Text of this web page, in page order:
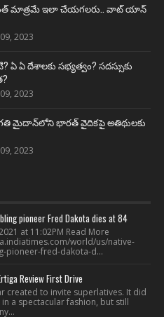
మాత్రమే ఇలా చేయగలరు.. వాట్ యాన్
2023
ఏ ఏ దేశాలకు సభ్యత్వం? సదస్సుకు
2023
ప్రగతి మైదాన్‌లోని భారత్ వైదికపై అతిథులకు
2023
pioneer Fred Dakota dies at 84
at 11:02PM Read More
world/us/native-
pioneer-fred-dakota-d...
Review First Drive
created to invite superlatives. It did
a spectacular fashion, but still